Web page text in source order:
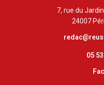
7, rue du
24007
05